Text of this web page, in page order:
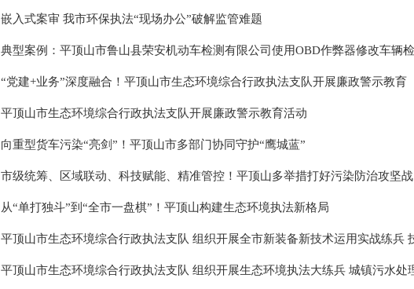
嵌入式案审 我市环保执法“现场办公”破解监管难题
“党建+业务”深度融合！平顶山市生态环境综合行政执法支队开展廉政警示教育
平顶山市生态环境综合行政执法支队开展廉政警示教育活动
向重型货车污染“亮剑”！平顶山市多部门协同守护“鹰城蓝”
市级统筹、区域联动、科技赋能、精准管控！平顶山多举措打好污染防治攻坚战
从“单打独斗”到“全市一盘棋”！平顶山构建生态环境执法新格局